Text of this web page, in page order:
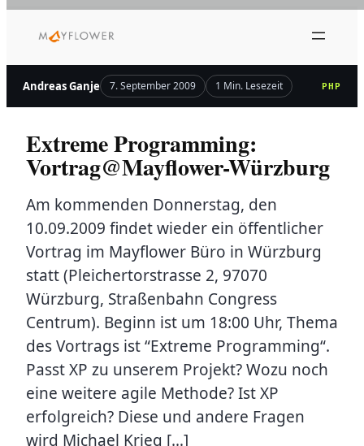
Inhalt
Andreas Ganje 7. September 2009 1 Min. Lesezeit PHP
Extreme Programming:
Vortrag@Mayflower-Würzburg
Am kommenden Donnerstag, den
10.09.2009 findet wieder ein öffentlicher
Vortrag im Mayflower Büro in Würzburg
statt (Pleichertorstrasse 2, 97070
Würzburg, Straßenbahn Congress
Centrum). Beginn ist um 18:00 Uhr, Thema
des Vortrags ist “Extreme Programming“.
Passt XP zu unserem Projekt? Wozu noch
eine weitere agile Methode? Ist XP
erfolgreich? Diese und andere Fragen
wird Michael Krieg […]